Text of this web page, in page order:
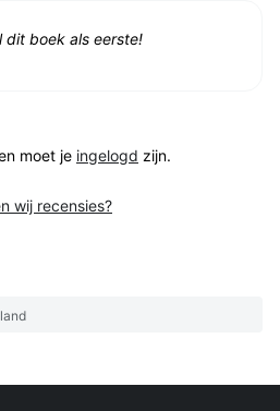
dit boek als eerste!
moet je ingelogd zijn.
wij recensies?